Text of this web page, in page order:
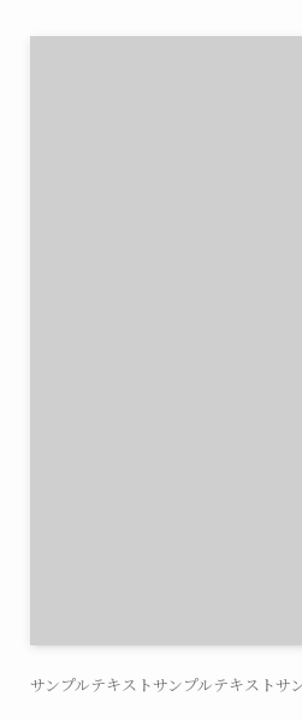
サンプルテキストサンプルテキストサ